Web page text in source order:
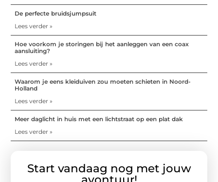
De perfecte bruidsjumpsuit
Lees verder »
Hoe voorkom je storingen bij het aanleggen van een coax
aansluiting?
Lees verder »
Waarom je eens kleiduiven zou moeten schieten in Noord-
Holland
Lees verder »
Meer daglicht in huis met een lichtstraat op een plat dak
Lees verder »
Start vandaag nog met jouw